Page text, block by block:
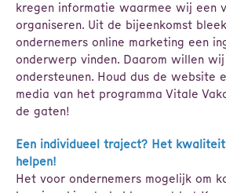
kregen informatie waarmee wij een
organiseren. Uit de bijeenkomst
ondernemers online marketing een
onderwerp vinden. Daarom willen
ondersteunen. Houd dus de website
media van het programma Vitale
de gaten!
Een individueel traject? Het
helpen!
Het voor ondernemers mogelijk om